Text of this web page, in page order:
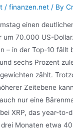
/finanzen.net / By
einen
um 70.000 US-
– in der Top-10 fällt
sechs Prozent
zählt.
Zeitebene
nur eine
XRP, das year-to-
Monaten etwa